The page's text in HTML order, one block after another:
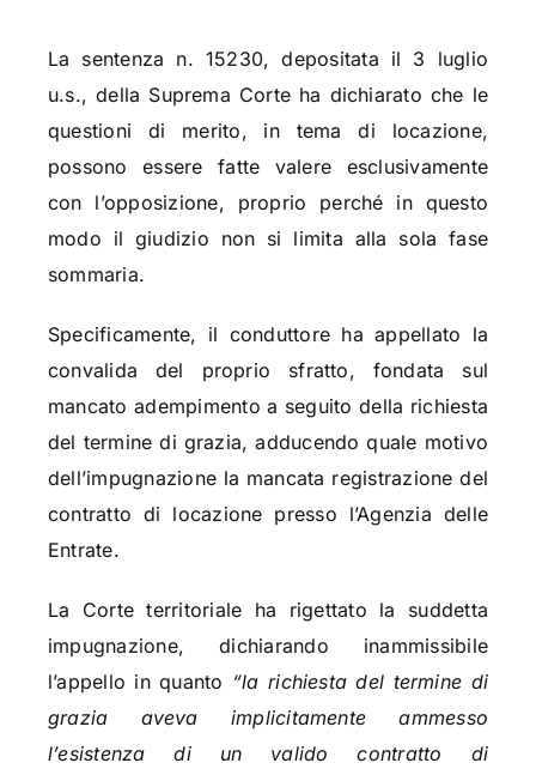
La sentenza n. 15230, depositata il 3 luglio
u.s., della Suprema Corte ha dichiarato che le
questioni di merito, in tema di locazione,
possono essere fatte valere esclusivamente
con l’opposizione, proprio perché in questo
modo il giudizio non si limita alla sola fase
sommaria.
Specificamente, il conduttore ha appellato la
convalida del proprio sfratto, fondata sul
mancato adempimento a seguito della richiesta
del termine di grazia, adducendo quale motivo
dell’impugnazione la mancata registrazione del
contratto di locazione presso l’Agenzia delle
Entrate.
La Corte territoriale ha rigettato la suddetta
impugnazione, dichiarando inammissibile
l’appello in quanto “la richiesta del termine di
grazia aveva implicitamente ammesso
l’esistenza di un valido contratto di